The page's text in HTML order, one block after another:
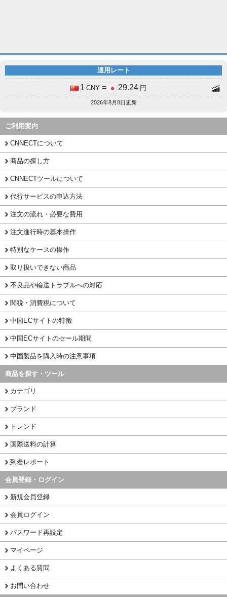
適用レート
1 CNY = 29.24 円
2026年8月8日更新
ご利用案内
CNNECTについて
商品の探し方
CNNECTツールについて
代行サービスの申込方法
注文の流れ・必要な費用
注文進行時の基本操作
特別なケースの操作
取り扱いできない商品
不良品や輸送トラブルへの対応
関税・消費税について
中国ECサイトの特徴
中国ECサイトのセール期間
中国製品を購入時の注意事項
商品を探す・ツール
カテゴリ
ブランド
トレンド
国際送料の計算
到着レポート
会員登録・ログイン
新規会員登録
会員ログイン
パスワード再設定
マイページ
よくある質問
お問い合わせ